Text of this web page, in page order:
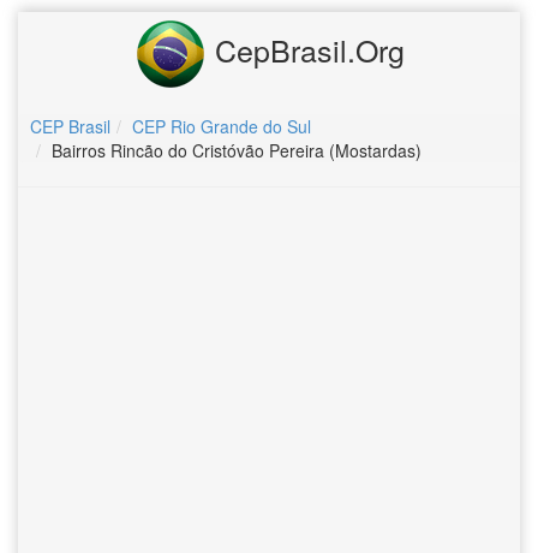
CepBrasil.Org
CEP Brasil
CEP Rio Grande do Sul
Bairros Rincão do Cristóvão Pereira (Mostardas)